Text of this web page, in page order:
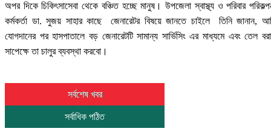
অপর দিকে চিকিৎসাসেবা থেকে বঞ্চিত হচ্ছে মানুষ। উপজেলা স্বাস্থ্য ও পরিবার
কর্মকর্তা ডা. সুজয় সাহার কাছে জেনারেটর বিষয়ে জানতে চাইলে তিনি জানান,
যোগদানের পর হাসপাতালে বড় জেনারেটটি সামান্য সার্ভিসিং এর মাধ্যমে এবং তেল
সাপেক্ষে তা চালুর ব্যবস্থা করবো।
সর্বশেষ খবর
সর্বাধিক পঠিত